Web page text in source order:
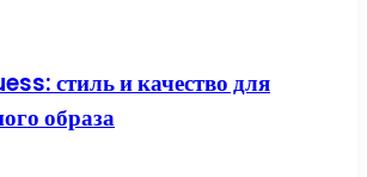
стиль и качество для
образа